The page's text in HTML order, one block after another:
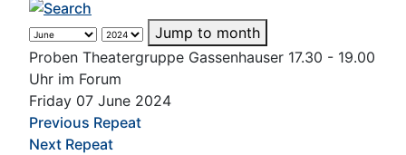
Jump to month
Proben Theatergruppe Gassenhauser 17.30 - 19.00
Uhr im Forum
Friday 07 June 2024
Previous Repeat
Next Repeat